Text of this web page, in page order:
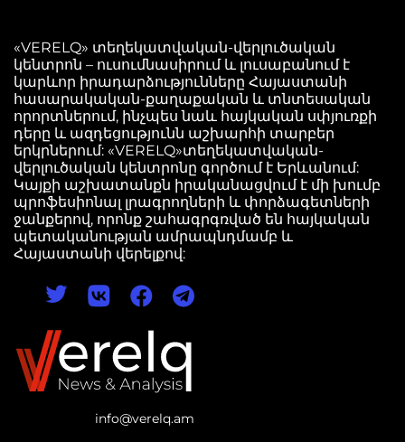
info@verelq.am
«VERELQ» տեղեկատվական-վերլուծական
կենտրոն – ուսումնասիրում և լուսաբանում է
կարևոր իրադարձությունները Հայաստանի
հասարակական-քաղաքական և տնտեսական
որորտներում, ինչպես նաև հայկական սփյուռքի
դերը և ազդեցությունն աշխարհի տարբեր
երկրներում: «VERELQ»տեղեկատվական-
վերլուծական կենտրոնը գործում է Երևանում:
Կայքի աշխատանքն իրականացվում է մի խումբ
պրոֆեսիոնալ լրագրողների և փորձագետների
ջանքերով, որոնք շահագրգռված են հայկական
պետականության ամրապնդմամբ և
Հայաստանի վերելքով: